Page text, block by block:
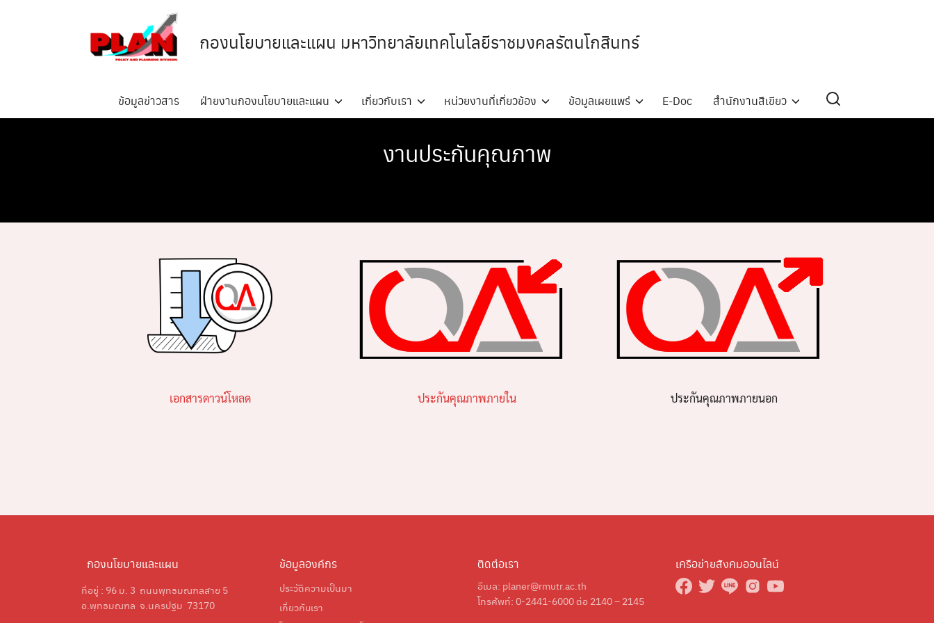
กองนโยบายและแผน มหาวิทยาลัยเทคโนโลยีราชมงคลรัตนโกสินทร์
ข้อมูลข่าวสาร ฝ่ายงานกองนโยบายและแผน เกี่ยวกับเรา หน่วยงานที่เกี่ยวข้อง ข้อมูลเผยแพร่ E-Doc สำนักงานสีเขียว
Search
งานประกันคุณภาพ
เอกสารดาวน์โหลด ประกันคุณภาพภายใน ประกันคุณภาพภายนอก
กองนโยบายและแผน
ที่อยู่ : 96 ม. 3 ถนนพุทธมณฑลสาย 5
อ.พุทธมณฑล จ.นครปฐม 73170
ข้อมูลองค์กร
ประวัติความเป็นมา
เกี่ยวกับเรา
ติดต่อเรา
อีเมล: planer@rmutr.ac.th
โทรศัพท์: 0-2441-6000 ต่อ 2140 – 2145
เครือข่ายสังคมออนไลน์